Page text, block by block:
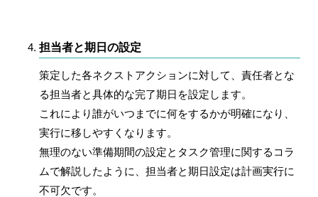
担当者と期日の設定
策定した各ネクストアクションに対して、責任者とな
る担当者と具体的な完了期日を設定します。
これにより誰がいつまでに何をするかが明確になり、
実行に移しやすくなります。
無理のない準備期間の設定とタスク管理に関するコラ
ムで解説したように、担当者と期日設定は計画実行に
不可欠です。